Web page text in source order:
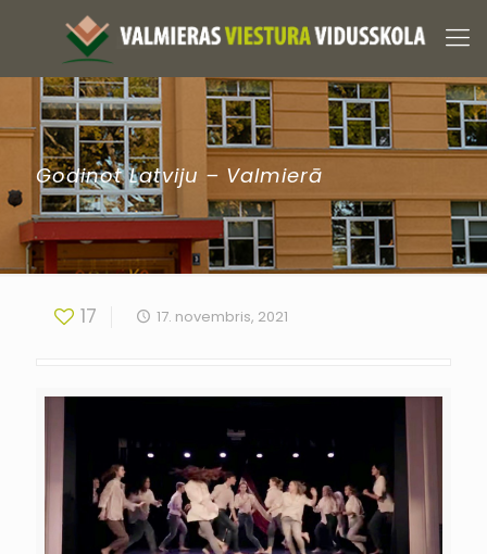
Godinot Latviju – Valmierā
17 17. novembris, 2021